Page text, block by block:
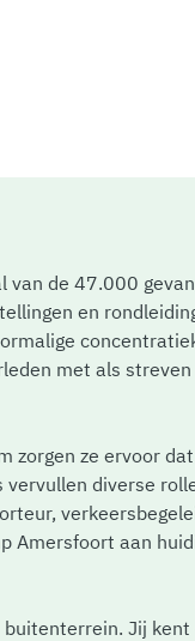
de 47.000
en
met als
zorgen ze ervoor
diverse
Amersfoort aan
Jij